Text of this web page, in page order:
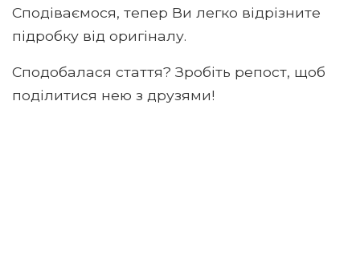
Сподіваємося, тепер Ви легко відрізните
підробку від оригіналу.
Сподобалася стаття? Зробіть репост, щоб
поділитися нею з друзями!